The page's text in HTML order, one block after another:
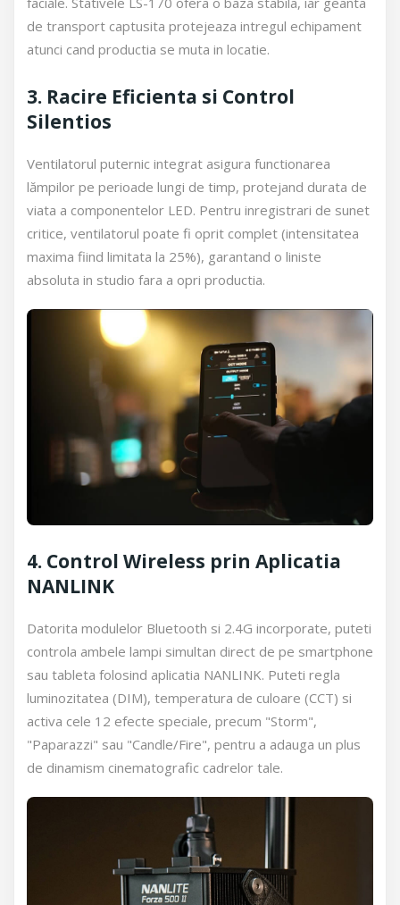
de transport captusita protejeaza intregul echipament
atunci cand productia se muta in locatie.
3. Racire Eficienta si Control
Silentios
Ventilatorul puternic integrat asigura functionarea
lămpilor pe perioade lungi de timp, protejand durata de
viata a componentelor LED. Pentru inregistrari de sunet
critice, ventilatorul poate fi oprit complet (intensitatea
maxima fiind limitata la 25%), garantand o liniste
absoluta in studio fara a opri productia.
4. Control Wireless prin Aplicatia
NANLINK
Datorita modulelor Bluetooth si 2.4G incorporate, puteti
controla ambele lampi simultan direct de pe smartphone
sau tableta folosind aplicatia NANLINK. Puteti regla
luminozitatea (DIM), temperatura de culoare (CCT) si
activa cele 12 efecte speciale, precum "Storm",
"Paparazzi" sau "Candle/Fire", pentru a adauga un plus
de dinamism cinematografic cadrelor tale.